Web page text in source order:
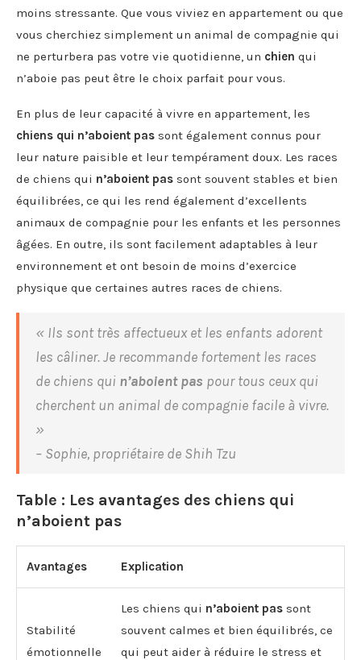
moins stressante. Que vous viviez en appartement ou que
vous cherchiez simplement un animal de compagnie qui
ne perturbera pas votre vie quotidienne, un chien qui
n’aboie pas peut être le choix parfait pour vous.
En plus de leur capacité à vivre en appartement, les
chiens qui n’aboient pas sont également connus pour
leur nature paisible et leur tempérament doux. Les races
de chiens qui n’aboient pas sont souvent stables et bien
équilibrées, ce qui les rend également d’excellents
animaux de compagnie pour les enfants et les personnes
âgées. En outre, ils sont facilement adaptables à leur
environnement et ont besoin de moins d’exercice
physique que certaines autres races de chiens.
« Ils sont très affectueux et les enfants adorent
les câliner. Je recommande fortement les races
de chiens qui n’aboient pas pour tous ceux qui
cherchent un animal de compagnie facile à vivre.
»
– Sophie, propriétaire de Shih Tzu
Table : Les avantages des chiens qui
n’aboient pas
Avantages Explication
Stabilité
émotionnelle
Les chiens qui n’aboient pas sont
souvent calmes et bien équilibrés, ce
qui peut aider à réduire le stress et